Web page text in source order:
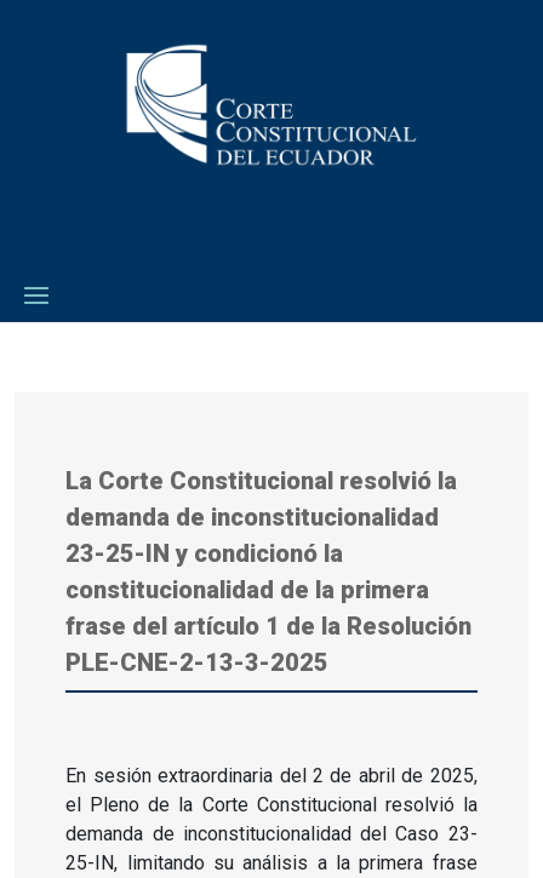
La Corte Constitucional resolvió la
demanda de inconstitucionalidad
23-25-IN y condicionó la
constitucionalidad de la primera
frase del artículo 1 de la Resolución
PLE-CNE-2-13-3-2025
En sesión extraordinaria del 2 de abril de 2025,
el Pleno de la Corte Constitucional resolvió la
demanda de inconstitucionalidad del Caso 23-
25-IN, limitando su análisis a la primera frase